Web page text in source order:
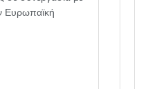
Ευρωπαϊκή